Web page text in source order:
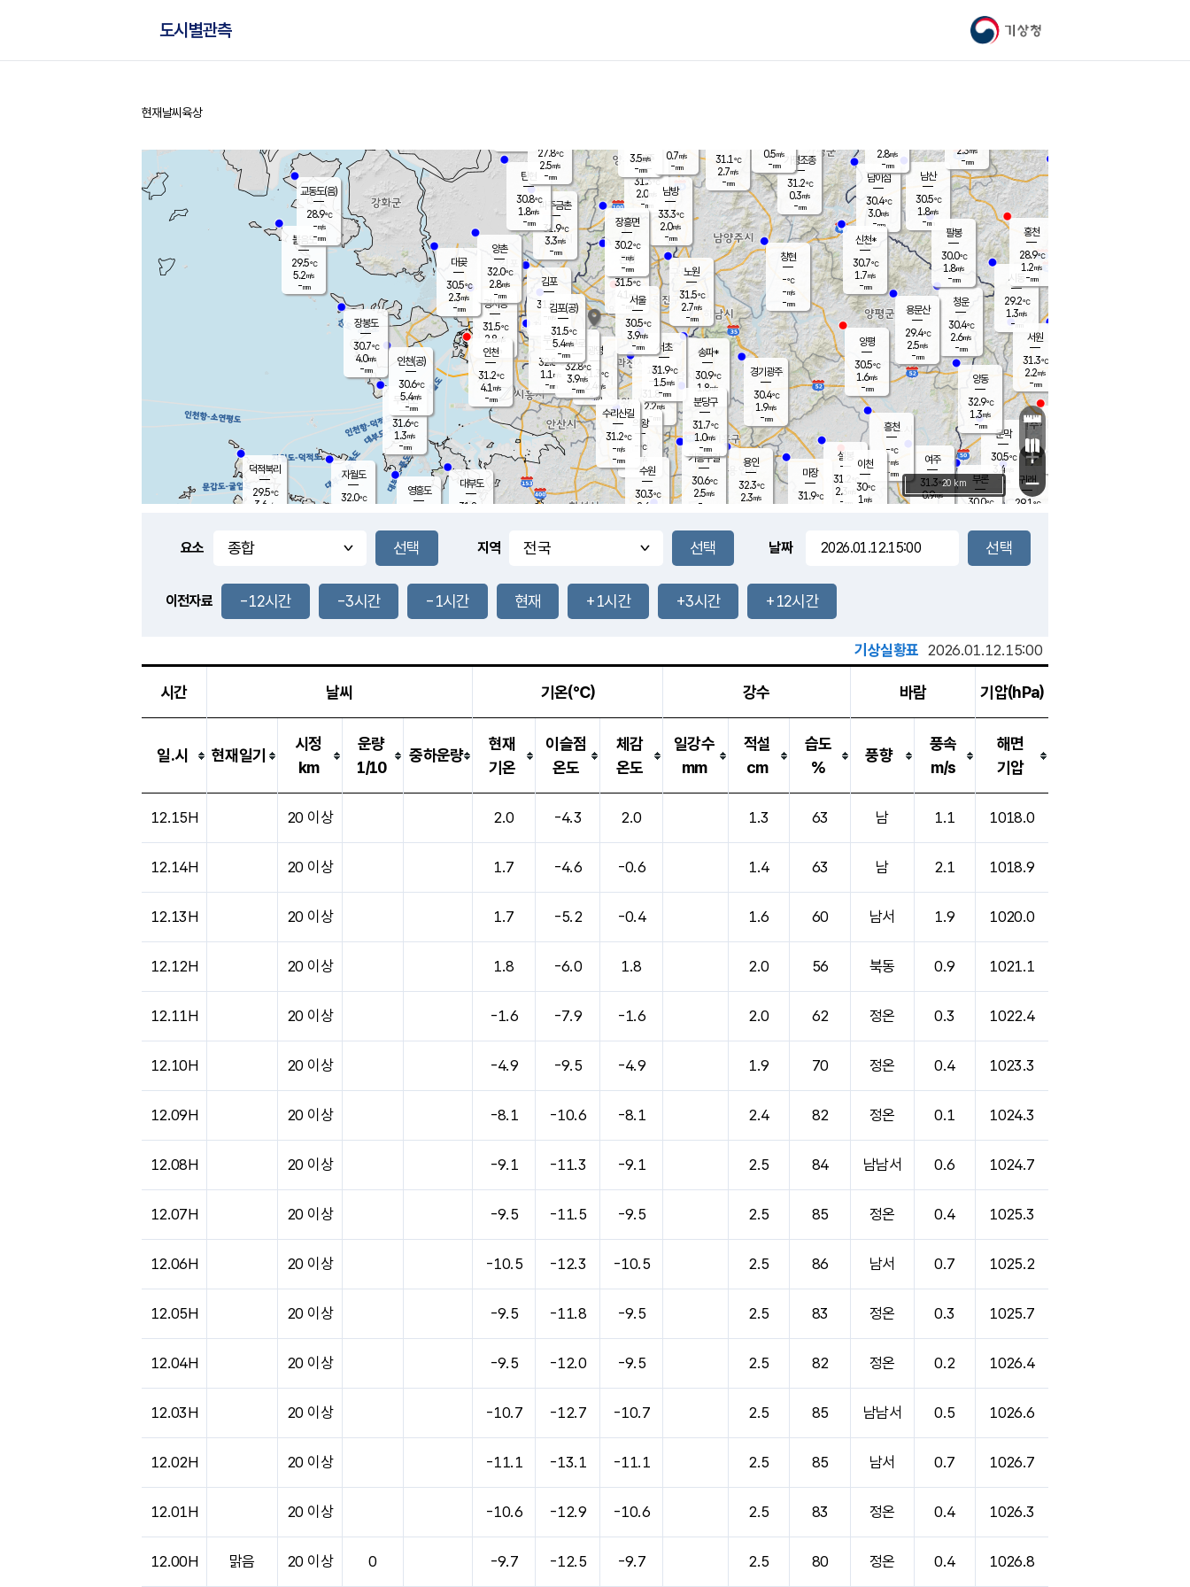
기상청
도시별관측
홈
현재날씨 육상
풍도
2.4m/s
문막
30.5℃
3.4m/s
mm
남이섬
30.4℃
3.0m/s
-mm
무의도
31.6℃
1.3m/s
-mm
영흥도
볼음도
29.5℃
5.2m/s
-mm
자월도
32.0℃
양주
31.3℃
2.0
-mm
부론
30.0℃
과천
31.8℃
2.2m/s
- mm
남산
30.5℃
1.8m/s
-mm
장봉도
30.7℃
4.0m/s
-mm
-mm
청운
30.4℃
2.6m/s
-mm
팔봉
30.0℃
1.8m/s
-mm
-mm
용인
32.3℃
2.3m/s
여주
31.3℃
0.9m/s
양동
32.9℃
1.3m/s
-mm
경기광주
30.4℃
1.9m/s
-mm
장호원
2.8m/s
-mm
31.0
℃
대부도
31.8
-
경서동
31.5℃
2.8 m/s
-mm
파주금촌
31.9℃
3.3m/s
-mm
가평조종
31.2℃
0.3m/s
-mm
31.1℃
2.7m/s
-mm
대곶
30.5℃
2.3m/s
-mm
신천*
30.7℃
1.7m/s
-mm
창현
-℃
-m/s
-mm
탄현
30.8℃
1.8m/s
-mm
0.5m/s
-mm
32.8℃
1.3m/s
-mm
흥천
-℃
-m/s
-mm
마장
31.9℃
의왕
- ℃
m/s
mm
김포
31.8℃
-m/s
mm
설봉
31.2
2.3
- mm
광명
31.3 ℃
2.4 m/s
-mm
부천
32.8℃
1.1 m/s
-mm
-mm
양촌
32.0℃
2.8m/s
-mm
구로
32.8℃
3.9m/s
-mm
은평
31.5℃
4.1 m/s
- mm
노원
31.5℃
2.7m/s
-mm
송파*
30.9℃
1.8m/s
-mm
서초
31.9℃
1.5m/s
-mm
남방
33.3℃
2.0m/s
-mm
기흥구갈
30.6℃
2.5m/s
-
수리산길
31.2℃
-m/s
-mm
분당구
31.7℃
1.0m/s
-mm
장흥면
30.2℃
-m/s
-mm
3.5m/s
-mm
시동
29.2℃
1.3m/s
- mm
귀래
29.1 ℃
서원
31.3℃
2.2m/s
-mm
용문산
29.4℃
2.5m/s
-mm
덕적북리
29.5℃
3.6 m/s
인천(공)
30.6℃
5.4m/s
-mm
김포(공)
31.5℃
5.4m/s
-mm
교동도(음)
28.9℃
-m/s
-mm
홍천
28.9℃
1.2m/s
-mm
이천
30℃
1 m/s
양평
30.5℃
1.6m/s
-mm
수원
30.3℃
2.6 m/s
인천
31.2℃
4.1 m/s
-mm
서울
30.5℃
3.9m/s
-mm
2.3m/s
-mm
27.8℃
2.5m/s
-mm
0.7m/s
-mm
+
−
20 km
요소 지역 날짜
이전자료 -12시간 -3시간 -1시간 현재 +1시간 +3시간 +12시간
기상실황표 2026.01.12.15:00
시간 날씨 기온(℃) 강수 바람 기압(hPa)
일.시 현재일기
시정
km
운량
1/10
중하운량
현재
기온
이슬점
온도
체감
온도
일강수
mm
적설
cm
습도
%
풍향
풍속
m/s
해면
기압
12.15H 20 이상 2.0 -4.3 2.0 1.3 63 남 1.1 1018.0
12.14H 20 이상 1.7 -4.6 -0.6 1.4 63 남 2.1 1018.9
12.13H 20 이상 1.7 -5.2 -0.4 1.6 60 남서 1.9 1020.0
12.12H 20 이상 1.8 -6.0 1.8 2.0 56 북동 0.9 1021.1
12.11H 20 이상 -1.6 -7.9 -1.6 2.0 62 정온 0.3 1022.4
12.10H 20 이상 -4.9 -9.5 -4.9 1.9 70 정온 0.4 1023.3
12.09H 20 이상 -8.1 -10.6 -8.1 2.4 82 정온 0.1 1024.3
12.08H 20 이상 -9.1 -11.3 -9.1 2.5 84 남남서 0.6 1024.7
12.07H 20 이상 -9.5 -11.5 -9.5 2.5 85 정온 0.4 1025.3
12.06H 20 이상 -10.5 -12.3 -10.5 2.5 86 남서 0.7 1025.2
12.05H 20 이상 -9.5 -11.8 -9.5 2.5 83 정온 0.3 1025.7
12.04H 20 이상 -9.5 -12.0 -9.5 2.5 82 정온 0.2 1026.4
12.03H 20 이상 -10.7 -12.7 -10.7 2.5 85 남남서 0.5 1026.6
12.02H 20 이상 -11.1 -13.1 -11.1 2.5 85 남서 0.7 1026.7
12.01H 20 이상 -10.6 -12.9 -10.6 2.5 83 정온 0.4 1026.3
12.00H 맑음 20 이상 0 -9.7 -12.5 -9.7 2.5 80 정온 0.4 1026.8